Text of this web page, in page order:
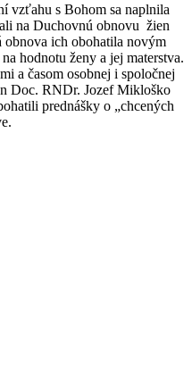
vzťahu s Bohom sa naplnila
na Duchovnú obnovu žien
ich obohatila novým
hodnotu ženy a jej materstva.
a časom osobnej i spoločnej
Doc. RNDr. Jozef Mikloško
prednášky o „chcených